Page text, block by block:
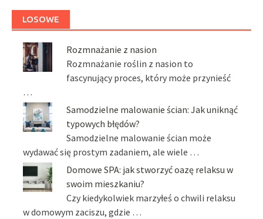
LOSOWE
Rozmnażanie z nasion
Rozmnażanie roślin z nasion to
fascynujący proces, który może przynieść
…
Samodzielne malowanie ścian: Jak uniknąć
typowych błędów?
Samodzielne malowanie ścian może
wydawać się prostym zadaniem, ale wiele …
Domowe SPA: jak stworzyć oazę relaksu w
swoim mieszkaniu?
Czy kiedykolwiek marzyłeś o chwili relaksu
w domowym zaciszu, gdzie …